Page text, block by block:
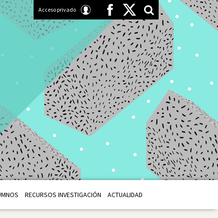
Acceso privado
RECURSOS INVESTIGACIÓN ACTUALIDAD